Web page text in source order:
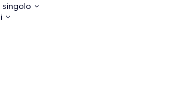
singolo